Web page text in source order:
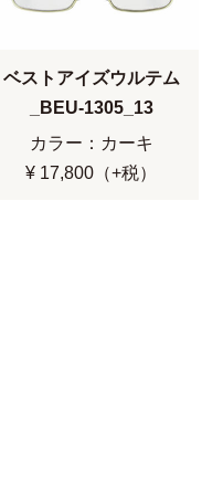
ベストアイズウルテム
_BEU-1305_13
カラー：カーキ
¥ 17,800（+税）